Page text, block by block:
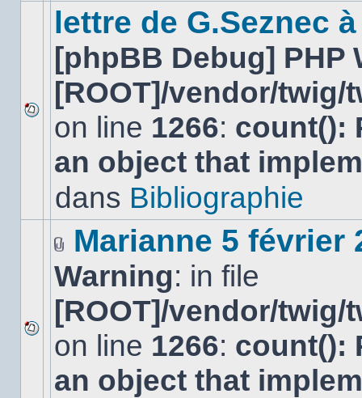
sujet.
Aucun
nouveau
message
non-
dans
lettre de G.Seznec
[phpBB Debug] PHP
[ROOT]/vendor/
on line 1266: count():
an object that
dans Bibliographie
Aucun
nouveau
message
non-
joint(s)
Marianne 5 février
Warning: in file
[ROOT]/vendor/
on line 1266: count():
an object that